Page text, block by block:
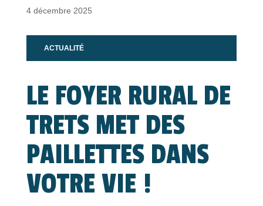
4 décembre 2025
ACTUALITÉ
LE FOYER RURAL DE
TRETS MET DES
PAILLETTES DANS
VOTRE VIE !